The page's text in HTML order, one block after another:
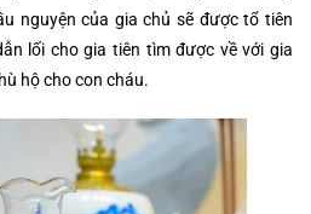
nguyện của gia chủ sẽ được tổ tiên
lối cho gia tiên tìm được về với gia
hộ cho con cháu.